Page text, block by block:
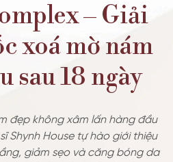
– Giải
xoá mờ nám
sau 18 ngày
đẹp không xâm lấn hàng đầu
Shynh House tự hào giới thiệu
giảm sẹo và căng bóng da